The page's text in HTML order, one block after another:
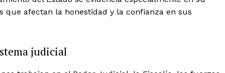
que afectan la honestidad y la confianza en sus
judicial